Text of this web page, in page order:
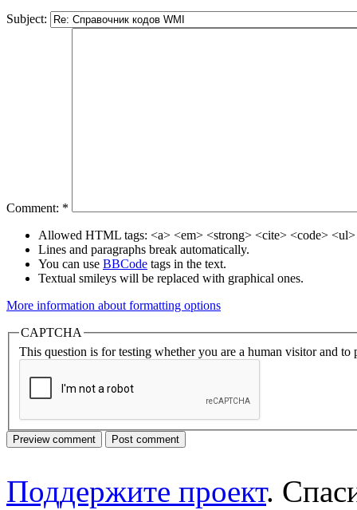
Subject:
Comment: *
Allowed HTML tags: <a> <em> <strong> <cite> <code>
Lines and paragraphs break automatically.
You can use BBCode tags in the text.
Textual smileys will be replaced with graphical ones.
More information about formatting options
CAPTCHA
This question is for testing whether you are a human visitor and to
Поддержите проект.